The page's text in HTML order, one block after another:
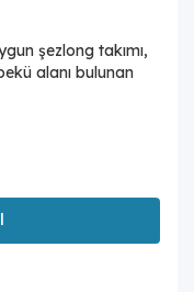
şezlong takımı,
alanı bulunan
odası ve tam
yatak odasında da
çıkaracağınız